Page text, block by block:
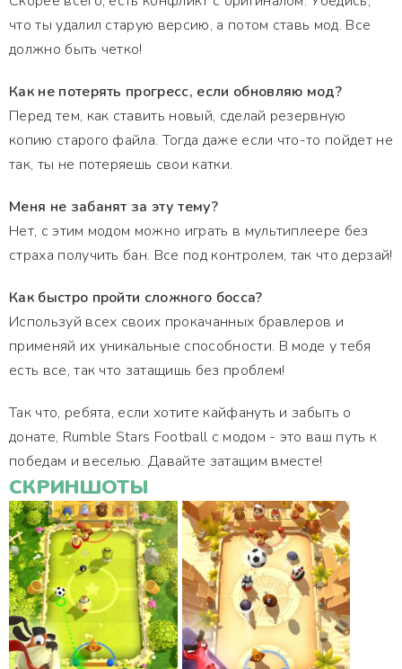
что ты удалил старую версию, а потом ставь мод. Все
должно быть четко!
Как не потерять прогресс, если обновляю мод?
Перед тем, как ставить новый, сделай резервную
копию старого файла. Тогда даже если что-то пойдет не
так, ты не потеряешь свои катки.
Меня не забанят за эту тему?
Нет, с этим модом можно играть в мультиплеере без
страха получить бан. Все под контролем, так что дерзай!
Как быстро пройти сложного босса?
Используй всех своих прокачанных бравлеров и
применяй их уникальные способности. В моде у тебя
есть все, так что затащишь без проблем!
Так что, ребята, если хотите кайфануть и забыть о
донате, Rumble Stars Football с модом - это ваш путь к
победам и веселью. Давайте затащим вместе!
СКРИНШОТЫ